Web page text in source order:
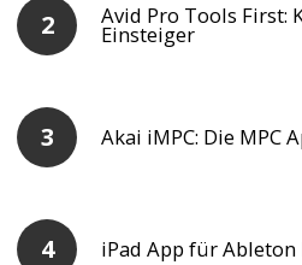
Avid Pro Tools First:
Einsteiger
Akai iMPC: Die MPC
iPad App für Ableton